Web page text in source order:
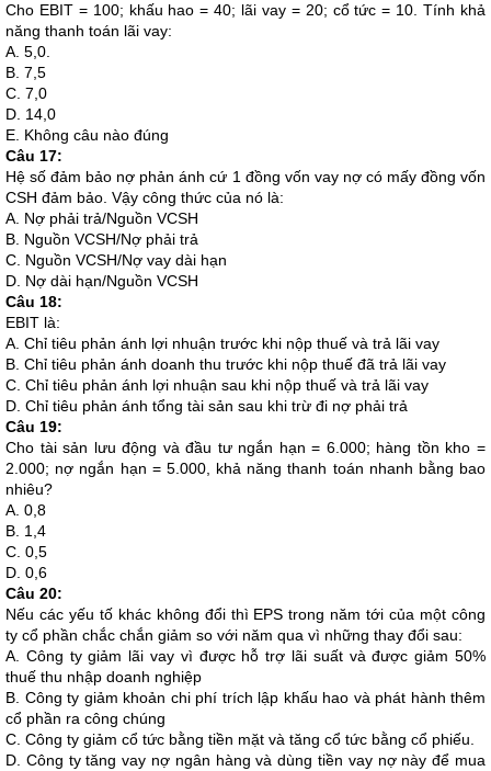
Cho EBIT = 100; khấu hao = 40; lãi vay = 20; cổ tức = 10. Tính khả
năng thanh toán lãi vay:
A. 5,0.
B. 7,5
C. 7,0
D. 14,0
E. Không câu nào đúng
Câu 17:
Hệ số đảm bảo nợ phản ánh cứ 1 đồng vốn vay nợ có mấy đồng vốn
CSH đảm bảo. Vậy công thức của nó là:
A. Nợ phải trả/Nguồn VCSH
B. Nguồn VCSH/Nợ phải trả
C. Nguồn VCSH/Nợ vay dài hạn
D. Nợ dài hạn/Nguồn VCSH
Câu 18:
EBIT là:
A. Chỉ tiêu phản ánh lợi nhuận trước khi nộp thuế và trả lãi vay
B. Chỉ tiêu phản ánh doanh thu trước khi nộp thuế đã trả lãi vay
C. Chỉ tiêu phản ánh lợi nhuận sau khi nộp thuế và trả lãi vay
D. Chỉ tiêu phản ánh tổng tài sản sau khi trừ đi nợ phải trả
Câu 19:
Cho tài sản lưu động và đầu tư ngắn hạn = 6.000; hàng tồn kho =
2.000; nợ ngắn hạn = 5.000, khả năng thanh toán nhanh bằng bao
nhiêu?
A. 0,8
B. 1,4
C. 0,5
D. 0,6
Câu 20:
Nếu các yếu tố khác không đổi thì EPS trong năm tới của một công
ty cổ phần chắc chắn giảm so với năm qua vì những thay đổi sau:
A. Công ty giảm lãi vay vì được hỗ trợ lãi suất và được giảm 50%
thuế thu nhập doanh nghiệp
B. Công ty giảm khoản chi phí trích lập khấu hao và phát hành thêm
cổ phần ra công chúng
C. Công ty giảm cổ tức bằng tiền mặt và tăng cổ tức bằng cổ phiếu.
D. Công ty tăng vay nợ ngân hàng và dùng tiền vay nợ này để mua